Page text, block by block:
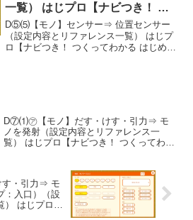
一覧） はじプロ【ナビつき！ つ
くってわかる はじめてゲームプ
ログラミング】
D⑤⑸【モノ】センサー⇒ 位置センサー
（設定内容とリファレンス一覧） はじプ
ロ【ナビつき！ つくってわかる はじめて
D⑦⑴㋐【モノ】だす・けす・引力⇒ モ
ノを発射（設定内容とリファレンス一
覧） はじプロ【ナビつき！ つくってわか
・引力⇒ モ
：入口）（設
） はじプロ